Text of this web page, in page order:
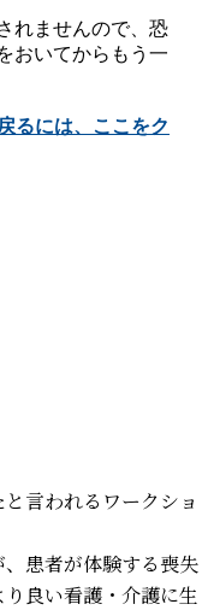
言われるワークショ
患者が体験する喪失
良い看護・介護に生